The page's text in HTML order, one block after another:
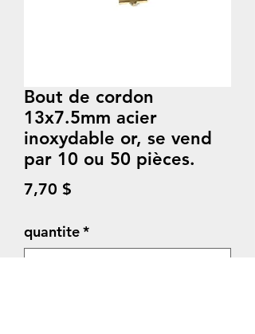
Bout de cordon
13x7.5mm acier
inoxydable or, se vend
par 10 ou 50 pièces.
7,70 $
quantite*